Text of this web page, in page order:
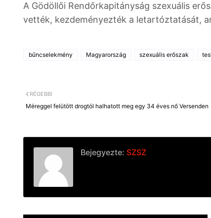
A Gödöllői Rendőrkapitányság szexuális
vették, kezdeményezték a letartóztatását,
bűncselekmény Magyarország szexuális erőszak
RÉGEBBI
Méreggel felütött drogtól halhatott meg egy 34 éves nő Versenden
Bejegyezte: SZSZ